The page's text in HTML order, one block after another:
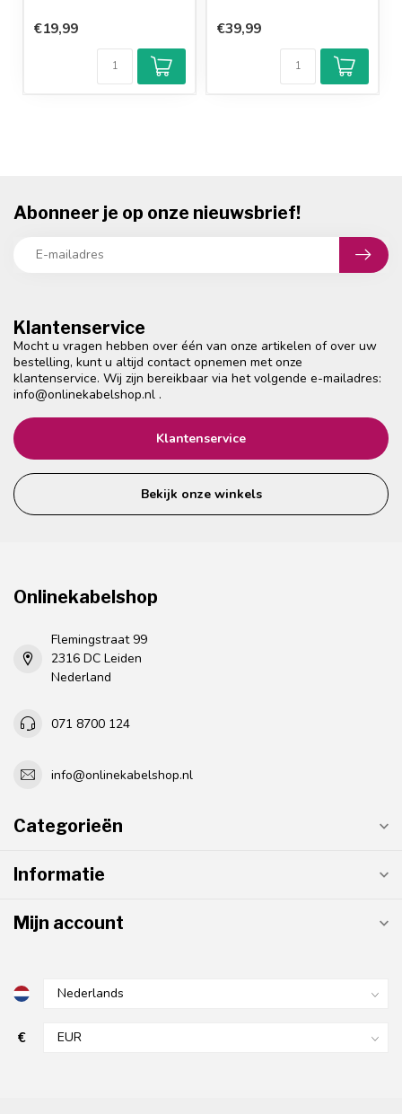
€19,99 €39,99
Klantenservice
Mocht u vragen hebben over één van onze artikelen of over uw
bestelling, kunt u altijd contact opnemen met onze
klantenservice. Wij zijn bereikbaar via het volgende e-mailadres:
info@onlinekabelshop.nl .
Klantenservice
Bekijk onze winkels
Abonneer je op onze nieuwsbrief!
Onlinekabelshop
Flemingstraat 99
2316 DC Leiden
Nederland
071 8700 124
info@onlinekabelshop.nl
Categorieën
Informatie
Mijn account
€